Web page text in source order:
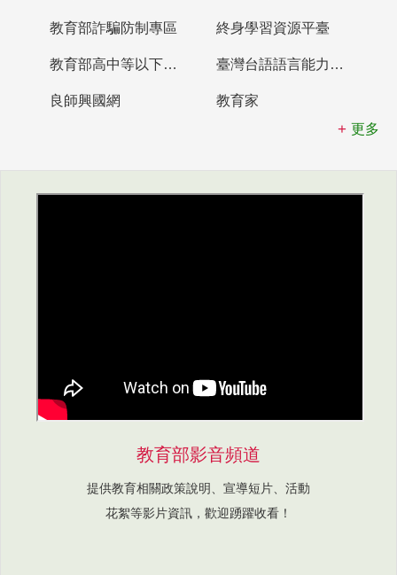
教育部詐騙防制專區 終身學習資源平臺
教育部高中等以下學校及幼兒園教師資格檢定考試 臺灣台語語言能力認證網站
良師興國網
教育家
更多
教育部影音頻道
提供教育相關政策說明、宣導短片、活動
花絮等影片資訊，歡迎踴躍收看！